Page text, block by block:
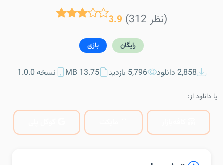
3.9 (312 نظر)
رایگان بازی
2,858 دانلود 5,796 بازدید 13.75 MB نسخه 1.0.0
یا دانلود از: